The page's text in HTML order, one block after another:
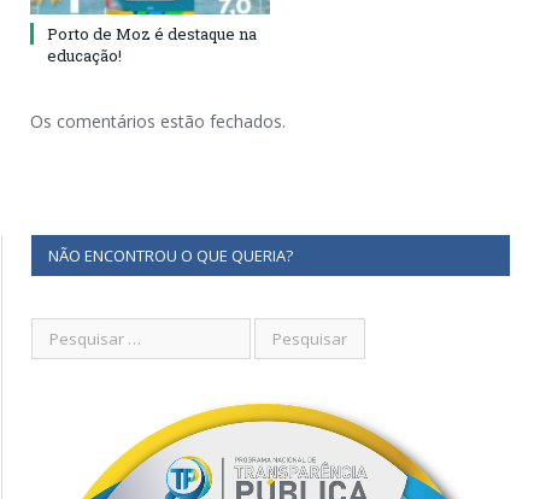
Porto de Moz é destaque na
educação!
Os comentários estão fechados.
NÃO ENCONTROU O QUE QUERIA?